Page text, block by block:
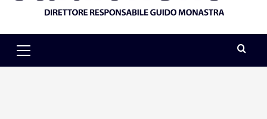
Menu